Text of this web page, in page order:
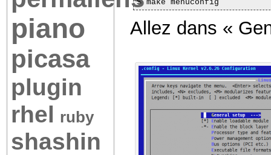
piano
picasa
plugin
rhel ruby
shashin
$ make menuconfig
Allez dans «